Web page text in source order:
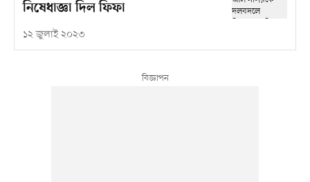
নিষেধাজ্ঞা দিল ফিফা
১২ জুলাই ২০২৩